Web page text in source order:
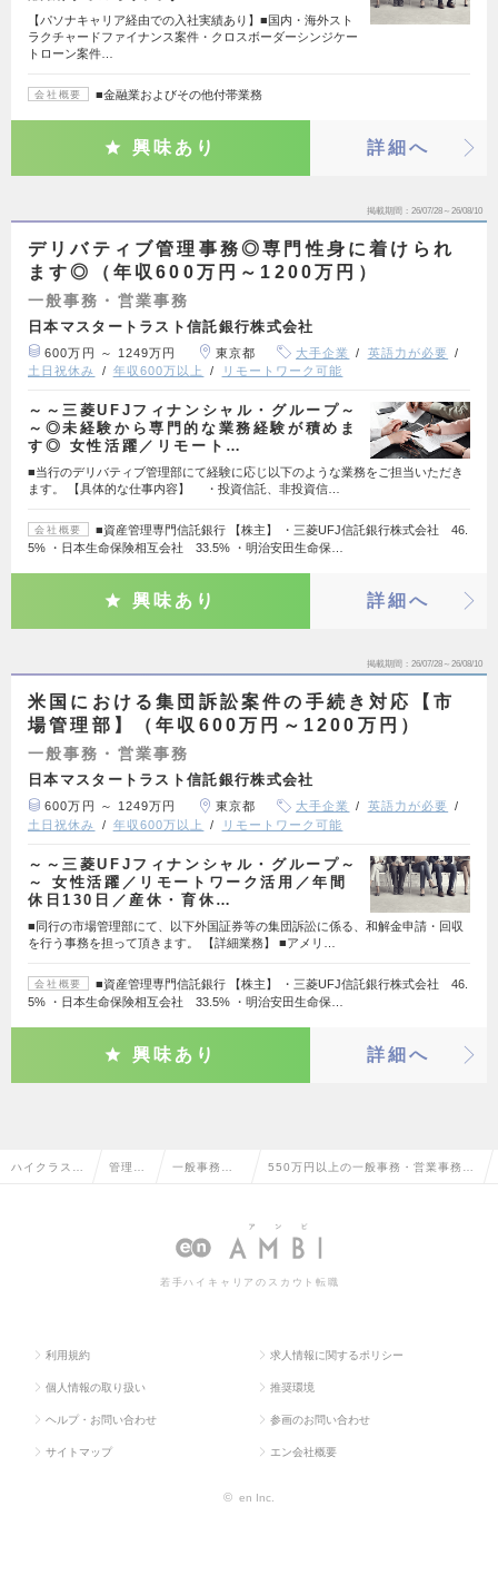
【パソナキャリア経由での入社実績あり】■国内・海外スト
ラクチャードファイナンス案件・クロスボーダーシンジケー
トローン案件…
会社概要 ■金融業およびその他付帯業務
興味あり 詳細へ
掲載期間 26/07/28～26/08/10
デリバティブ管理事務◎専門性身に着けられ
ます◎（年収600万円～1200万円）
一般事務・営業事務
日本マスタートラスト信託銀行株式会社
600万円 ～ 1249万円 東京都 大手企業
英語力が必要
土日祝休み
年収600万以上 リモートワーク可能
～～三菱UFJフィナンシャル・グループ～
～◎未経験から専門的な業務経験が積めま
す◎ 女性活躍／リモート…
■当行のデリバティブ管理部にて経験に応じ以下のような業務をご担当いただき
ます。 【具体的な仕事内容】 ・投資信託、非投資信…
会社概要
■資産管理専門信託銀行 【株主】 ・三菱UFJ信託銀行株式会社 46.
5% ・日本生命保険相互会社 33.5% ・明治安田生命保…
興味あり 詳細へ
掲載期間 26/07/28～26/08/10
米国における集団訴訟案件の手続き対応【市
場管理部】（年収600万円～1200万円）
一般事務・営業事務
日本マスタートラスト信託銀行株式会社
600万円 ～ 1249万円 東京都 大手企業
英語力が必要
土日祝休み
年収600万以上 リモートワーク可能
～～三菱UFJフィナンシャル・グループ～
～ 女性活躍／リモートワーク活用／年間
休日130日／産休・育休…
■同行の市場管理部にて、以下外国証券等の集団訴訟に係る、和解金申請・回収
を行う事務を担って頂きます。 【詳細業務】 ■アメリ…
会社概要
■資産管理専門信託銀行 【株主】 ・三菱UFJ信託銀行株式会社 46.
5% ・日本生命保険相互会社 33.5% ・明治安田生命保…
興味あり 詳細へ
ハイクラス求 管理部 一般事務・ 550万円以上の一般事務・営業事務の
若手ハイキャリアのスカウト転職
利用規約 求人情報に関するポリシー
個人情報の取り扱い 推奨環境
ヘルプ・お問い合わせ 参画のお問い合わせ
サイトマップ エン会社概要
© en Inc.